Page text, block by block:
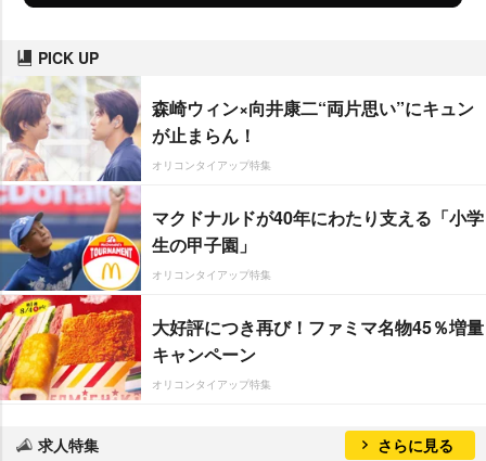
PICK UP
森崎ウィン×向井康二“両片思い”にキュン
が止まらん！
オリコンタイアップ特集
マクドナルドが40年にわたり支える「小学
生の甲子園」
オリコンタイアップ特集
大好評につき再び！ファミマ名物45％増量
キャンペーン
オリコンタイアップ特集
求人特集 さらに見る